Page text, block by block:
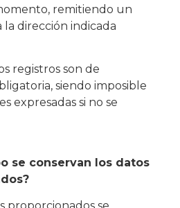
remitiendo un
dirección indicada
registros son de
siendo imposible
expresadas si no se
se conservan los datos